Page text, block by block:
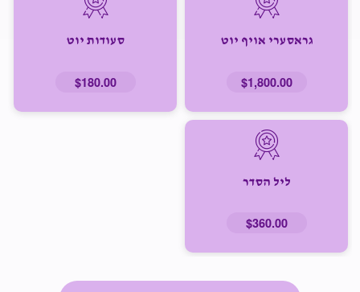
גראסערי אויף יוט
$1,800.00
סעודות יוט
$180.00
ליל הסדר
$360.00